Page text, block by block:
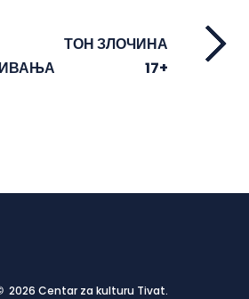
ТОН ЗЛОЧИНА
17+
Centar za kulturu Tivat.